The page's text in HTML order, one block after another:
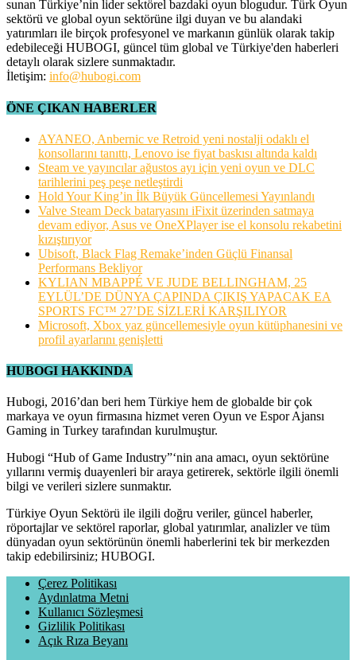
sunan Türkiye’nin lider sektörel bazdaki oyun blogudur. Türk Oyun
sektörü ve global oyun sektörüne ilgi duyan ve bu alandaki
yatırımları ile birçok profesyonel ve markanın günlük olarak takip
edebileceği HUBOGI, güncel tüm global ve Türkiye'den haberleri
detaylı olarak sizlere sunmaktadır.
İletişim: info@hubogi.com
ÖNE ÇIKAN HABERLER
AYANEO, Anbernic ve Retroid yeni nostalji odaklı el
konsollarını tanıttı, Lenovo ise fiyat baskısı altında kaldı
Steam ve yayıncılar ağustos ayı için yeni oyun ve DLC
tarihlerini peş peşe netleştirdi
Hold Your King’in İlk Büyük Güncellemesi Yayınlandı
Valve Steam Deck bataryasını iFixit üzerinden satmaya
devam ediyor, Asus ve OneXPlayer ise el konsolu rekabetini
kızıştırıyor
Ubisoft, Black Flag Remake’inden Güçlü Finansal
Performans Bekliyor
KYLIAN MBAPPÉ VE JUDE BELLINGHAM, 25
EYLÜL’DE DÜNYA ÇAPINDA ÇIKIŞ YAPACAK EA
SPORTS FC™ 27’DE SİZLERİ KARŞILIYOR
Microsoft, Xbox yaz güncellemesiyle oyun kütüphanesini ve
profil ayarlarını genişletti
HUBOGI HAKKINDA
Hubogi, 2016’dan beri hem Türkiye hem de globalde bir çok
markaya ve oyun firmasına hizmet veren Oyun ve Espor Ajansı
Gaming in Turkey tarafından kurulmuştur.
Hubogi “Hub of Game Industry”‘nin ana amacı, oyun sektörüne
yıllarını vermiş duayenleri bir araya getirerek, sektörle ilgili önemli
bilgi ve verileri sizlere sunmaktır.
Türkiye Oyun Sektörü ile ilgili doğru veriler, güncel haberler,
röportajlar ve sektörel raporlar, global yatırımlar, analizler ve tüm
dünyadan oyun sektörünün önemli haberlerini tek bir merkezden
takip edebilirsiniz; HUBOGI.
Çerez Politikası
Aydınlatma Metni
Kullanıcı Sözleşmesi
Gizlilik Politikası
Açık Rıza Beyanı